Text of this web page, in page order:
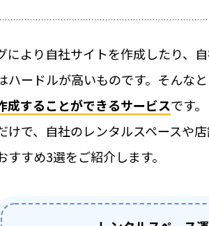
により自社サイトを作成したり、
ハードルが高いものです。そんなと
成することができるサービスです
けで、自社のレンタルスペースや
すすめ3選をご紹介します。
トップ